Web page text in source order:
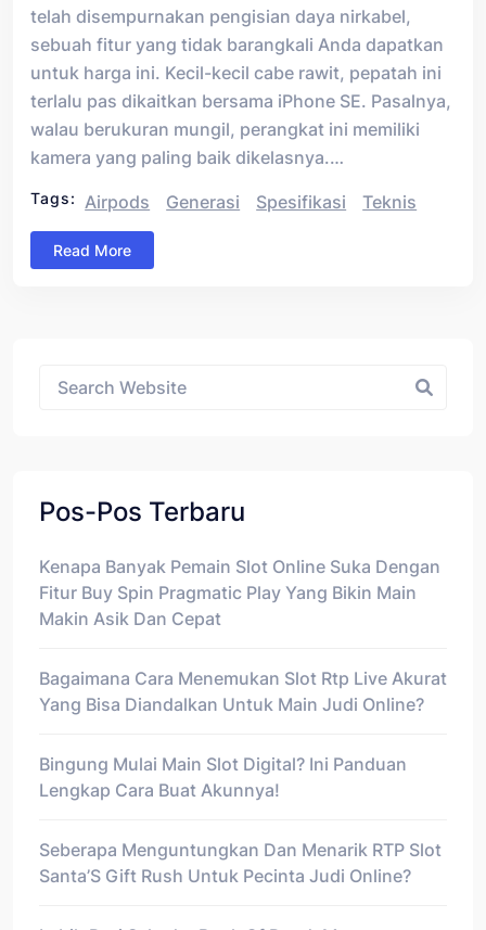
telah disempurnakan pengisian daya nirkabel,
sebuah fitur yang tidak barangkali Anda dapatkan
untuk harga ini. Kecil-kecil cabe rawit, pepatah ini
terlalu pas dikaitkan bersama iPhone SE. Pasalnya,
walau berukuran mungil, perangkat ini memiliki
kamera yang paling baik dikelasnya.…
Tags: Airpods Generasi Spesifikasi Teknis
Read More
Pos-Pos Terbaru
Kenapa Banyak Pemain Slot Online Suka Dengan
Fitur Buy Spin Pragmatic Play Yang Bikin Main
Makin Asik Dan Cepat
Bagaimana Cara Menemukan Slot Rtp Live Akurat
Yang Bisa Diandalkan Untuk Main Judi Online?
Bingung Mulai Main Slot Digital? Ini Panduan
Lengkap Cara Buat Akunnya!
Seberapa Menguntungkan Dan Menarik RTP Slot
Santa’S Gift Rush Untuk Pecinta Judi Online?